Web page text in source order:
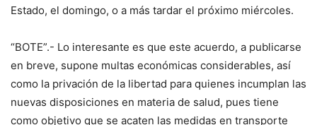
Estado, el domingo, o a más tardar el próximo miércoles.
“BOTE”.- Lo interesante es que este acuerdo, a publicarse
en breve, supone multas económicas considerables, así
como la privación de la libertad para quienes incumplan las
nuevas disposiciones en materia de salud, pues tiene
como objetivo que se acaten las medidas en transporte